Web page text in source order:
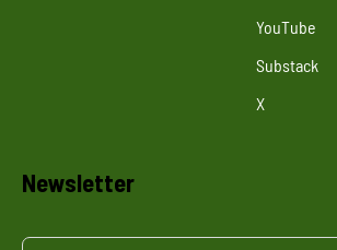
YouTube
Substack
X
Newsletter